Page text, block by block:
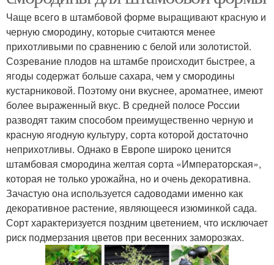
Чаще всего в штамбовой форме выращивают красную и
черную смородину, которые считаются менее
прихотливыми по сравнению с белой или золотистой.
Созревание плодов на штамбе происходит быстрее, а
ягоды содержат больше сахара, чем у смородины
кустарниковой. Поэтому они вкуснее, ароматнее, имеют
более выраженный вкус. В средней полосе России
разводят таким способом преимущественно черную и
красную ягодную культуру, сорта которой достаточно
неприхотливы. Однако в Европе широко ценится
штамбовая смородина желтая сорта «Императорская»,
которая не только урожайна, но и очень декоративна.
Зачастую она используется садоводами именно как
декоративное растение, являющееся изюминкой сада.
Сорт характеризуется поздним цветением, что исключает
риск подмерзания цветов при весенних заморозках.